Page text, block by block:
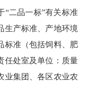
“二品一标”有关标准
生产标准、产地环境
标准（包括饲料、肥
任处室及单位：质量
业集团、各区农业农